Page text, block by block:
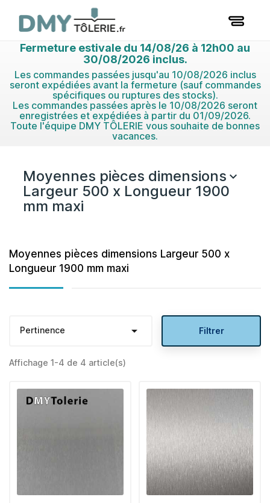
Fermeture estivale du 14/08/26 à 12h00 au
30/08/2026 inclus.
Les commandes passées jusqu'au 10/08/2026 inclus
seront expédiées avant la fermeture (sauf commandes
spécifiques ou ruptures des stocks).
Les commandes passées après le 10/08/2026 seront
enregistrées et expédiées à partir du 01/09/2026.
Toute l'équipe DMY TÔLERIE vous souhaite de bonnes
vacances.
Moyennes pièces dimensions
Largeur 500 x Longueur 1900
mm maxi

Moyennes pièces dimensions Largeur 500 x
Longueur 1900 mm maxi
Pertinence  Filtrer
Affichage 1-4 de 4 article(s)